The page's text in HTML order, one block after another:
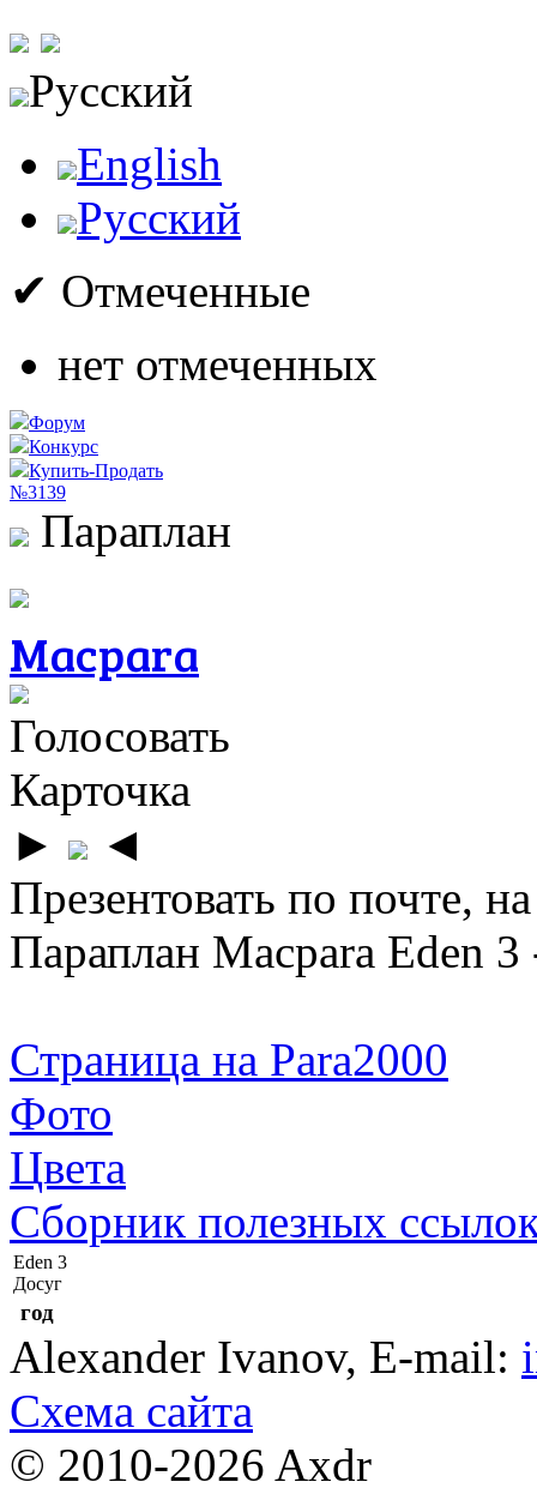
Русский
English
Русский
✔ Отмеченные
нет отмеченных
Форум
Конкурс
Купить-Продать
№3139
Параплан
Macpara
Голосовать
Карточка
►
◄
Презентовать по почте,
Параплан Macpara Eden
Страница на Para2000
Фото
Цвета
Сборник полезных
Eden 3
Досуг
год
Alexander Ivanov, E-mail:
Схема сайта
© 2010-2026 Axdr